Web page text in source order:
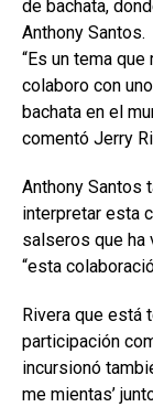
de bachata,
Anthony Santos.
“Es un tema
colaboro con
bachata en el
comentó Jerry
Anthony Santos
interpretar esta
salseros que ha
“esta
Rivera que está
participación
incursionó
me mientas’